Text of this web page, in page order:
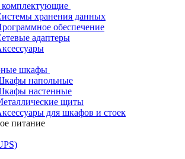
хранения данных
обеспечение
адаптеры
шкафы
напольные
настенные
щиты
для шкафов и стоек
питание